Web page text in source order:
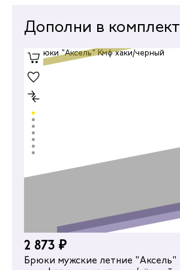
Дополни в комплект
2 873 ₽
Брюки мужские летние "Аксель"